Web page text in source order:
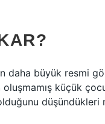
büyük resmi
küçük
düşündükleri